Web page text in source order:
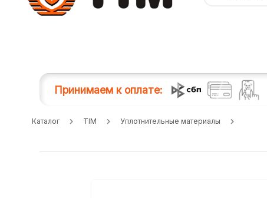
Принимаем к оплате:
Каталог TIM Уплотнительные материалы